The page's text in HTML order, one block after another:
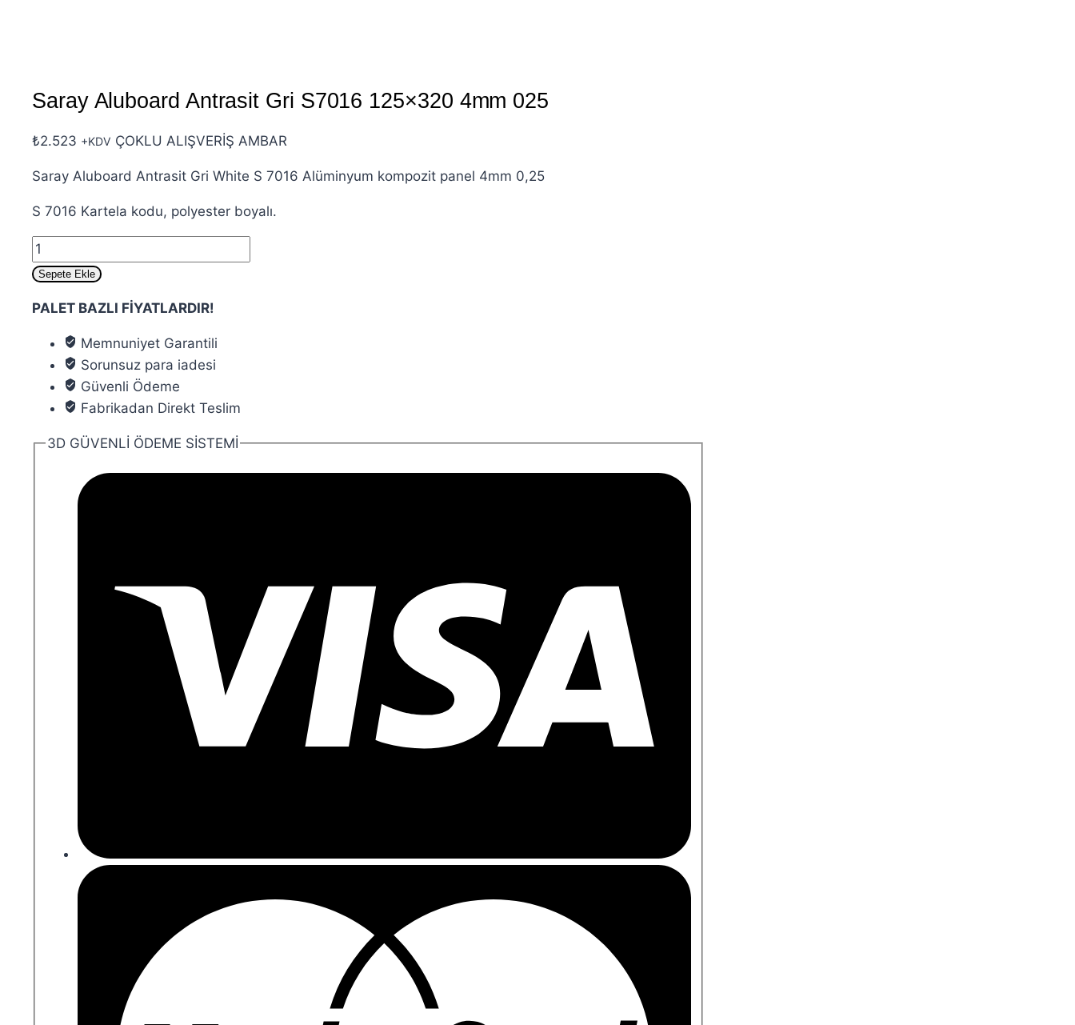
Saray Aluboard Antrasit Gri S7016 125×320 4mm 025
₺2.523 +KDV ÇOKLU ALIŞVERİŞ AMBAR
Saray Aluboard Antrasit Gri White S 7016 Alüminyum kompozit panel 4mm 0,25
S 7016 Kartela kodu, polyester boyalı.
Saray
Aluboard
Gri
S7016
125x320
Sepete Ekle
PALET BAZLI FİYATLARDIR!
Memnuniyet Garantili
Sorunsuz para iadesi
Güvenli Ödeme
Fabrikadan Direkt Teslim
3D GÜVENLİ ÖDEME SİSTEMİ